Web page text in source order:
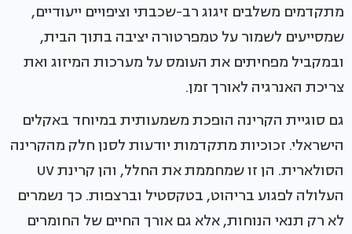
מתקדמים משלבים זיגוג רב-שכבתי וציפויים ייעודיים,
שמסייעים לשמור על טמפרטורה יציבה בתוך הבית,
ובמקביל מפחיתים את העומס על מערכות המיזוג ואת
צריכת האנרגיה לאורך זמן.
גם סוגיית הקרינה הופכת משמעותית במיוחד באקלים
הישראלי. זכוכיות מתקדמות יודעות לסנן חלק מהקרינה
הסולארית. הן זו שמחממת את החלל, והן קרינת UV
העלולה לפגוע בריהוט, בטקסטיל וברצפות. כך נשמרים
לא רק תנאי הנוחות, אלא גם אורך החיים של החומרים